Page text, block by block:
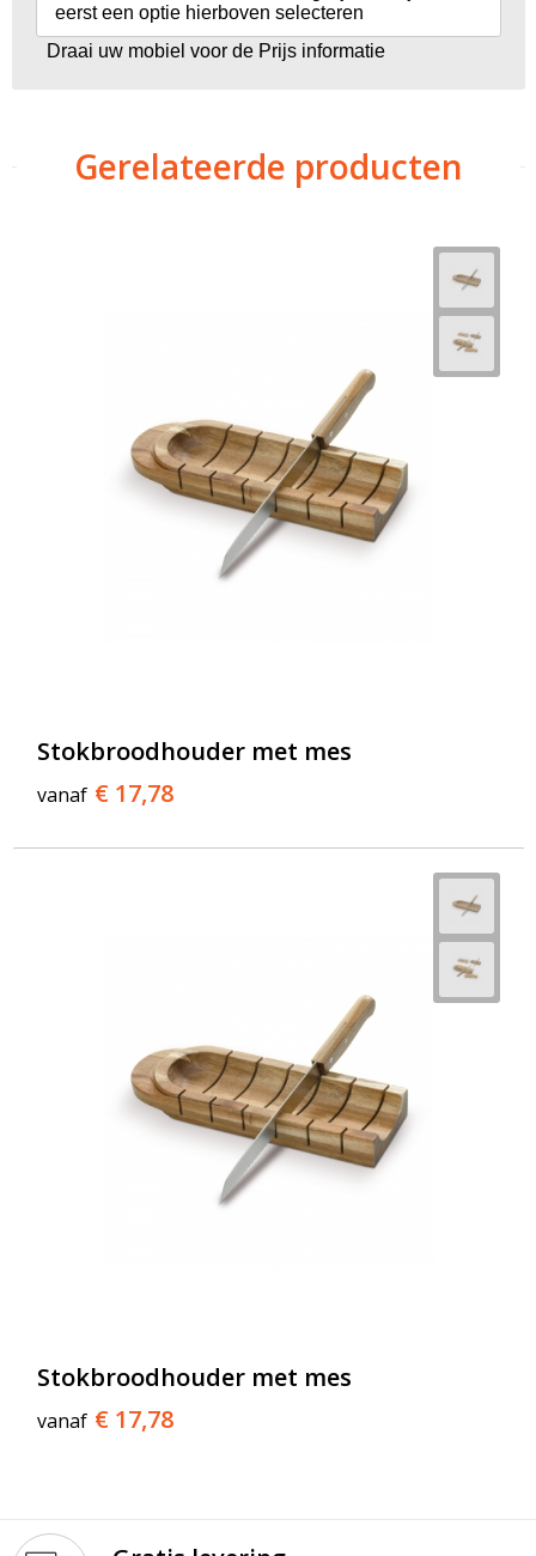
eerst een optie hierboven selecteren
Draai uw mobiel voor de Prijs informatie
Gerelateerde producten
Stokbroodhouder met mes
vanaf € 17,78
Stokbroodhouder met mes
vanaf € 17,78